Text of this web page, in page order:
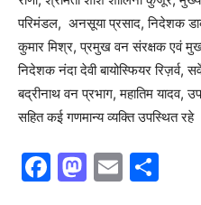
परिमंडल, अनसूया प्रसाद, निदेशक
कुमार मिश्र, प्रमुख वन संरक्षक एवं
निदेशक नंदा देवी बायोस्फियर रिज़र्व,
बद्रीनाथ वन प्रभाग, महातिम यादव,
सहित कई गणमान्य व्यक्ति उपस्थित रहे
F
M E